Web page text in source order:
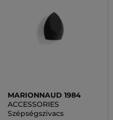
MARIONNAUD 1984
ACCESSORIES
Szépségszivacs